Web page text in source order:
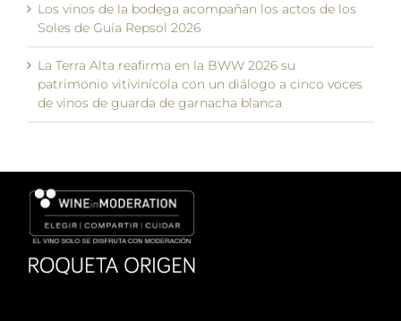
Los vinos de la bodega acompañan los actos de los
Soles de Guía Repsol 2026
La Terra Alta reafirma en la BWW 2026 su
patrimonio vitivinícola con un diálogo a cinco voces
de vinos de guarda de garnacha blanca